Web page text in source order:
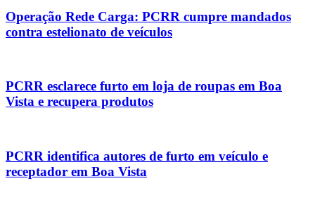
Operação Rede Carga: PCRR cumpre mandados
contra estelionato de veículos
PCRR esclarece furto em loja de roupas em Boa
Vista e recupera produtos
PCRR identifica autores de furto em veículo e
receptador em Boa Vista